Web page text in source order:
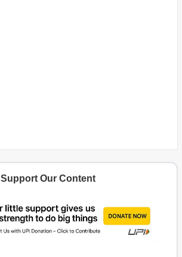
Support Our Content